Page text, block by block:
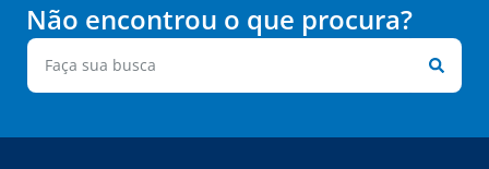
Não encontrou o que procura?